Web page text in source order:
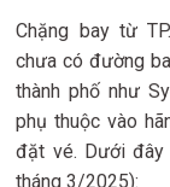
Chặng bay từ
chưa có đường
thành phố như
phụ thuộc vào
đặt vé. Dưới đây
tháng 3/2025):